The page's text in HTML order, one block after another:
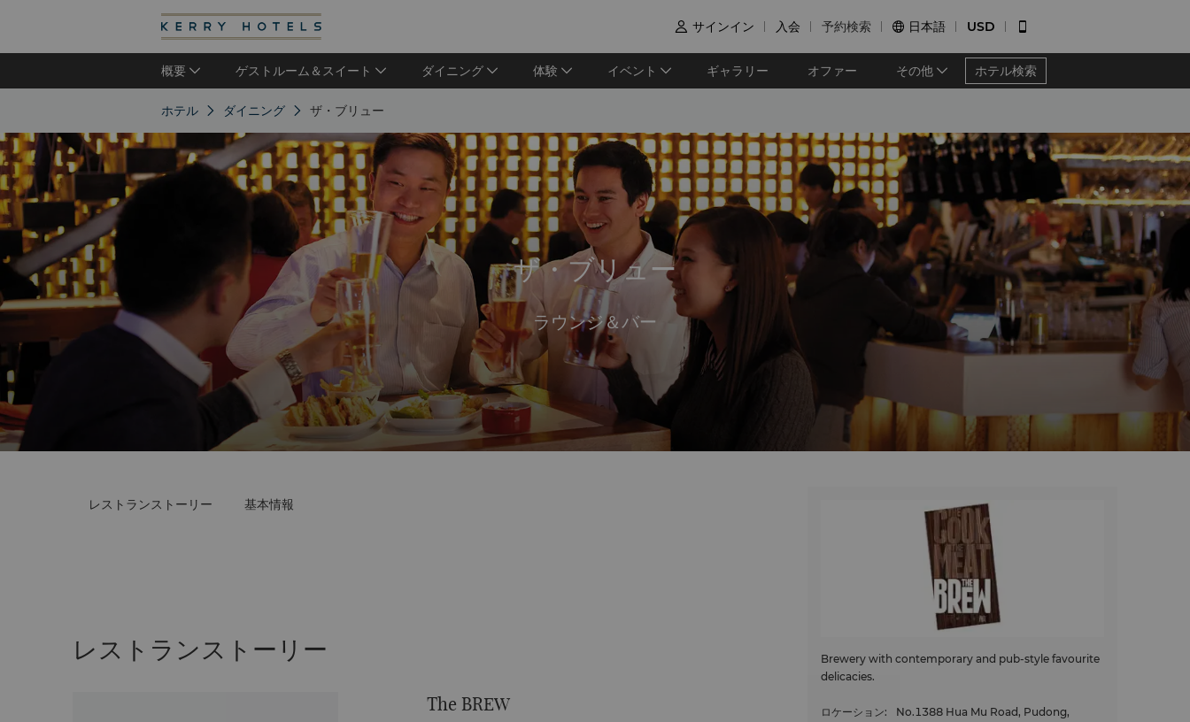
 サインイン 入会 予約検索  日本語 USD 
概要 ゲストルーム＆スイート ダイニング 体験 イベント ギャラリー オファー その他 ホテル検索
ホテル ダイニング ザ・ブリュー
ザ・ブリュー
ラウンジ＆バー
レストランストーリー 基本情報
レストランストーリー
The BREW
Brewery with contemporary and pub-style favourite
delicacies.
ロケーション:
No.1388 Hua Mu Road, Pudong,